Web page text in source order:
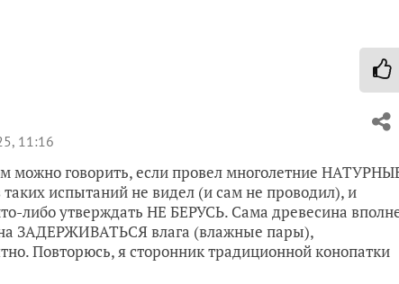
11:16
можно говорить, если провел многолетние
испытаний не видел (и сам не проводил), и
либо утверждать НЕ БЕРУСЬ. Сама древесина
ЗАДЕРЖИВАТЬСЯ влага (влажные пары),
Повторюсь, я сторонник традиционной конопатки